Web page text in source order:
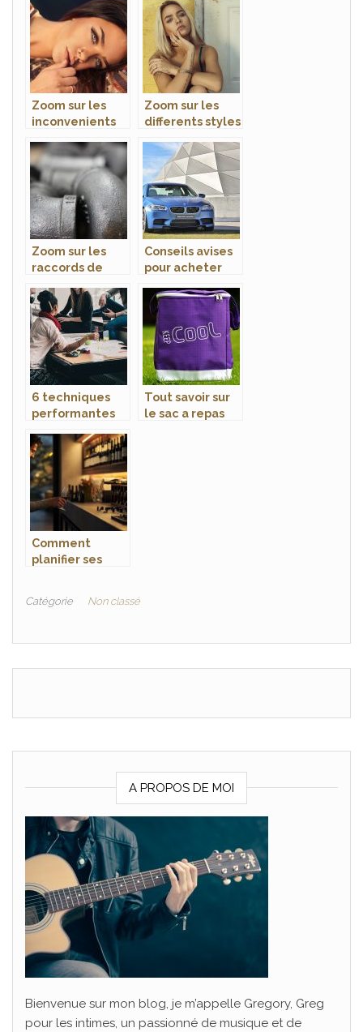
plomberie ?
?
Zoom sur les
inconvenients
Zoom sur les
differents styles
Zoom sur les
raccords de
Conseils avises
pour acheter
6 techniques
performantes
Brainstorming
Tout savoir sur
le sac a repas
Comment
planifier ses
son pouvoir
long de l’année
Catégorie Non classé
A PROPOS DE MOI
Bienvenue sur mon blog, je m’appelle Gregory, Greg
pour les intimes, un passionné de musique et de